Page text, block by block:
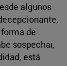
algunos
de
sospechar,
está